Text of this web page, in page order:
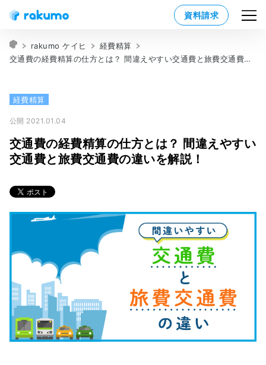
資料請求
rakumo ケイヒ
経費精算
交通費の経費精算の仕方とは？ 間違えやすい交通費と旅費交通費の違いを解説！
経費精算
公開 2021.01.04
交通費の経費精算の仕方とは？ 間違えやすい
交通費と旅費交通費の違いを解説！